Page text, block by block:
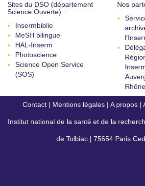
Sites du DSO (département
Science Ouverte) :
Insermbiblio
MeSH bilingue
HAL-Inserm
Photoscience
Science Open Service
(SOS)
Nos
Contact | Mentions légales | A propos |
conforme)
Institut national de la santé et de la
de Tolbiac | 75654 Paris